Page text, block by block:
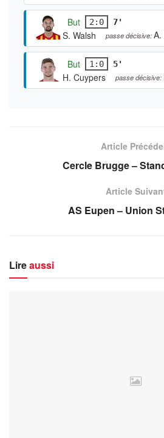
But 2:0 7'
S. Walsh passe décisive:A.
But 1:0 5'
H. Cuypers passe décisive:
Article
Cercle Brugge –
Article
AS Eupen – Union
Lireaussi